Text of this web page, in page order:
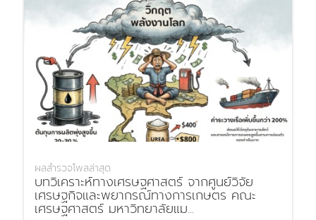
ผลสำรวจโพลล่าสุด
บทวิเคราะห์ทางเศรษฐศาสตร์ จากศูนย์วิจัย
เศรษฐกิจและพยากรณ์ทางการเกษตร คณะ
เศรษฐศาสตร์ มหาวิทยาลัยแม...